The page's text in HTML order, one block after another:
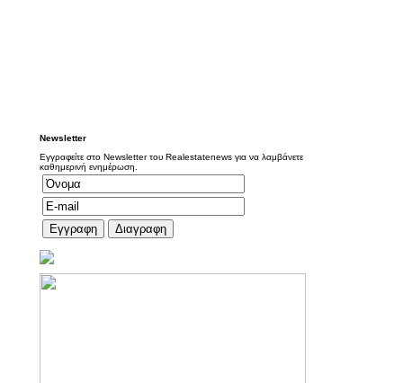
Newsletter
Εγγραφείτε στο Newsletter του Realestatenews για να λαμβάνετε
καθημερινή ενημέρωση.